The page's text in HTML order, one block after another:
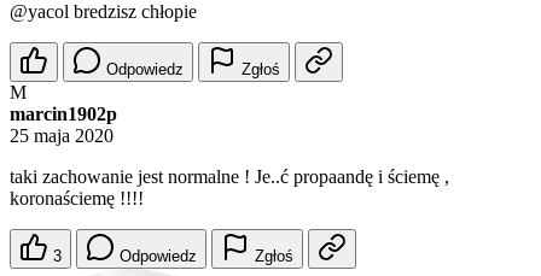
@yacol bredzisz chłopie
Odpowiedz Zgłoś
M
marcin1902p
25 maja 2020
taki zachowanie jest normalne ! Je..ć propaandę i ściemę ,
koronaściemę !!!!
3 Odpowiedz Zgłoś